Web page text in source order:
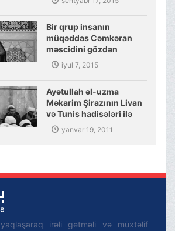
Bir qrup insanın
müqəddəs Cəmkəran
məscidini gözdən
salmaq cəhdi
iyul 7, 2015
Ayətullah əl-uzma
Məkarim Şirazının Livan
və Tunis hadisələri ilə
bağlı təhlili
yanvar 19, 2011
irəli getməli və müxtəlif